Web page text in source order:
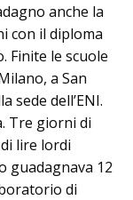
anche la
con il diploma
Finite le scuole
a San
sede del­l’ENI.
Tre giorni di
lire lordi
guadagnava 12
di